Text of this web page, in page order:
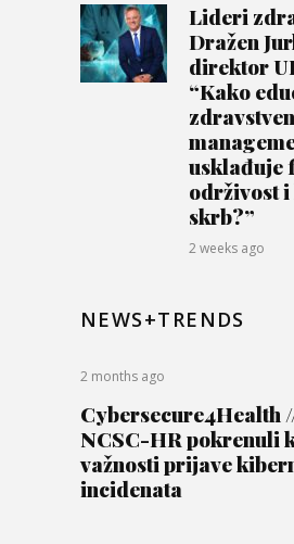
Lideri
Dražen
direktor
“Kako
usklađuje
održivost
skrb?”
2 weeks ago
NEWS+TRENDS
2 months ago
Cybersecure4Health
NCSC-HR pokrenuli
važnosti prijave
incidenata